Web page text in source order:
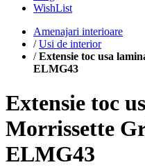
WishList
Amenajari interioare
/Usi de interior
/Extensie toc usa
ELMG43
Extensie toc
Morrissette
ELMG43